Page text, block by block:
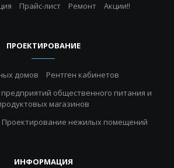
Прайс-лист Ремонт Акции!!
ПРОЕКТИРОВАНИЕ
домов
Рентген кабинетов
общественного питания и
магазинов
Проектирование нежилых помещений
ИНФОРМАЦИЯ